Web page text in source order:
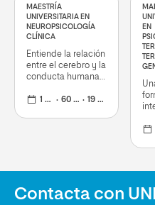
MAESTRÍA
UNIVERSITARIA EN
NEUROPSICOLOGÍA
CLÍNICA
Entiende la relación
entre el cerebro y la
conducta humana
prácticas de
1 curso 60 ECTS 19 oct 2026
EN
Contacta con